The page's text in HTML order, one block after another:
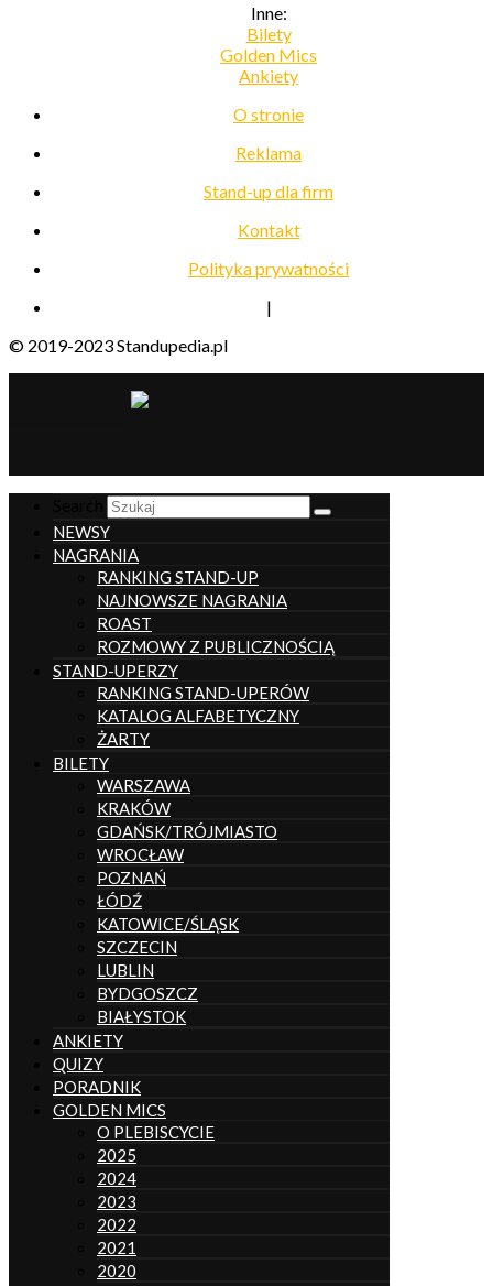
Inne:
Bilety
Golden Mics
Ankiety
O stronie
Reklama
Stand-up dla firm
Kontakt
Polityka prywatności
|
© 2019-2023 Standupedia.pl
NEWSY
NAGRANIA
RANKING STAND-UP
NAJNOWSZE NAGRANIA
ROAST
ROZMOWY Z PUBLICZNOŚCIĄ
STAND-UPERZY
RANKING STAND-UPERÓW
KATALOG ALFABETYCZNY
ŻARTY
BILETY
WARSZAWA
KRAKÓW
GDAŃSK/TRÓJMIASTO
WROCŁAW
POZNAŃ
ŁÓDŹ
KATOWICE/ŚLĄSK
SZCZECIN
LUBLIN
BYDGOSZCZ
BIAŁYSTOK
ANKIETY
QUIZY
PORADNIK
GOLDEN MICS
O PLEBISCYCIE
2025
2024
2023
2022
2021
2020